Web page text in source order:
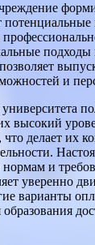
и
высокий
делает их
нормам и
уверенно
варианты